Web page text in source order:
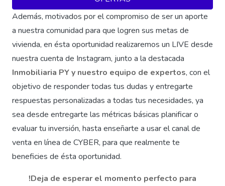
Además, motivados por el compromiso de ser un aporte
a nuestra comunidad para que logren sus metas de
vivienda, en ésta oportunidad realizaremos un LIVE desde
nuestra cuenta de Instagram, junto a la destacada
Inmobiliaria PY y nuestro equipo de expertos, con el
objetivo de responder todas tus dudas y entregarte
respuestas personalizadas a todas tus necesidades, ya
sea desde entregarte las métricas básicas planificar o
evaluar tu inversión, hasta enseñarte a usar el canal de
venta en línea de CYBER, para que realmente te
beneficies de ésta oportunidad.
!Deja de esperar el momento perfecto para